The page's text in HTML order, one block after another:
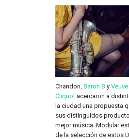
Chandon, Baron B y Veuve
Cliquot acercaron a
la ciudad una propuesta
sus distinguidos
mejor música. Modular
de la selección de estos